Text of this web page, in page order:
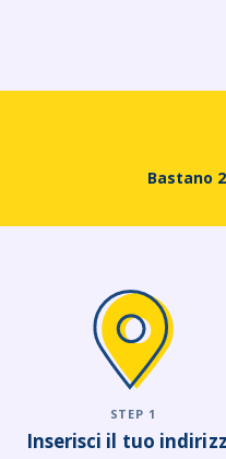
Bastano
STEP 1
Inserisci il tuo